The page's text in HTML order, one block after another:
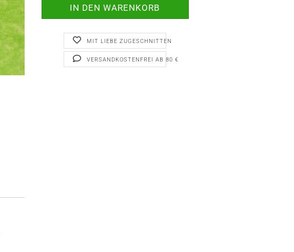
MIT LIEBE ZUGESCHNITTEN
VERSANDKOSTENFREI AB 80 €